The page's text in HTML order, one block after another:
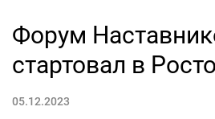
Форум
стартовал в
05.12.2023